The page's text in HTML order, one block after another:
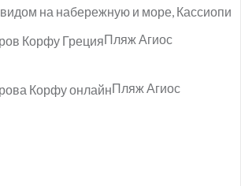
на набережную и море, Кассиопи
Пляж Агиос
Пляж Агиос